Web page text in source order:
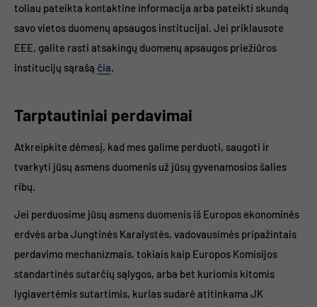
toliau pateikta kontaktine informacija arba pateikti skundą
savo vietos duomenų apsaugos institucijai. Jei priklausote
EEE, galite rasti atsakingų duomenų apsaugos priežiūros
institucijų sąrašą čia.
Tarptautiniai perdavimai
Atkreipkite dėmesį, kad mes galime perduoti, saugoti ir
tvarkyti jūsų asmens duomenis už jūsų gyvenamosios šalies
ribų.
Jei perduosime jūsų asmens duomenis iš Europos ekonominės
erdvės arba Jungtinės Karalystės, vadovausimės pripažintais
perdavimo mechanizmais, tokiais kaip Europos Komisijos
standartinės sutarčių sąlygos, arba bet kuriomis kitomis
lygiavertėmis sutartimis, kurias sudarė atitinkama JK